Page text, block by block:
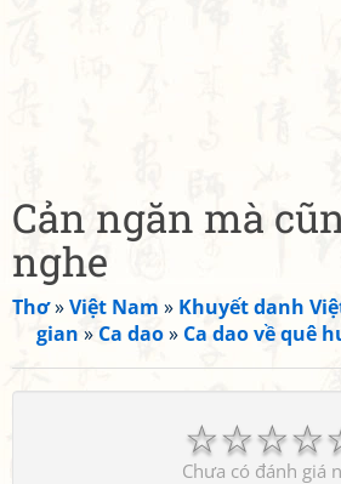
Cản ngăn mà
nghe
Thơ»Việt Nam » Khuyết danh
gian » Ca dao» Ca dao về quê
☆
☆
☆
☆
Chưa có đánh giá